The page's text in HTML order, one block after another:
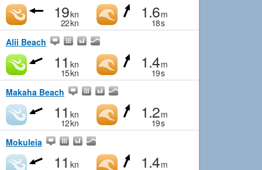
19kn
22kn
1.6m
18s
Alii Beach
11 kn
15kn
1.4m
19s
Makaha Beach
11 kn
12kn
1.2m
19s
Mokuleia
11 kn 1.4m